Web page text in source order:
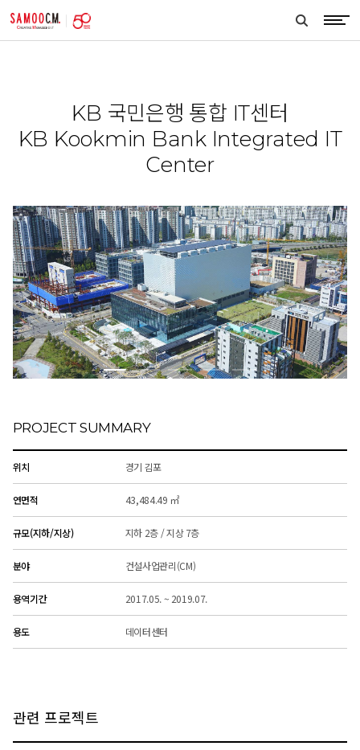
samoocm
search
KB 국민은행 통합 IT센터
KB Kookmin Bank Integrated IT
Center
PROJECT SUMMARY
위치 경기 김포
연면적 43,484.49 ㎡
규모(지하/지상) 지하 2층 / 지상 7층
분야 건설사업관리(CM)
용역기간 2017.05. ~ 2019.07.
용도 데이터센터
관련 프로젝트